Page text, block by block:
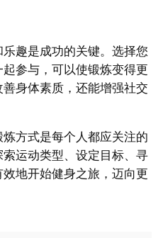
趣是成功的关键。选择您
参与，可以使锻炼变得更
身体素质，还能增强社交
方式是每个人都应关注的
运动类型、设定目标、寻
地开始健身之旅，迈向更